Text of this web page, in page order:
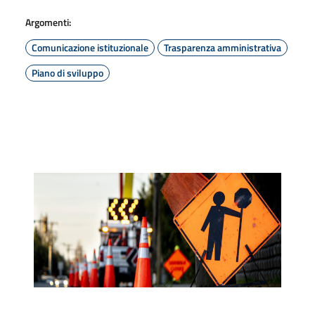
Argomenti:
Comunicazione istituzionale
Trasparenza amministrativa
Piano di sviluppo